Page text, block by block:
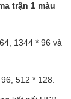
trận 1 màu
1344 * 96 và
512 * 128.